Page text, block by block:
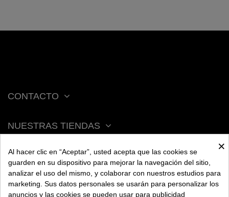
CONTACTO
NUESTRAS TIENDAS
ACERCA DE BENGALA
AYUDA
×
Al hacer clic en “Aceptar”, usted acepta que las cookies se
guarden en su dispositivo para mejorar la navegación del sitio,
analizar el uso del mismo, y colaborar con nuestros estudios para
marketing. Sus datos personales se usarán para personalizar los
anuncios y las cookies se pueden usar para publicidad